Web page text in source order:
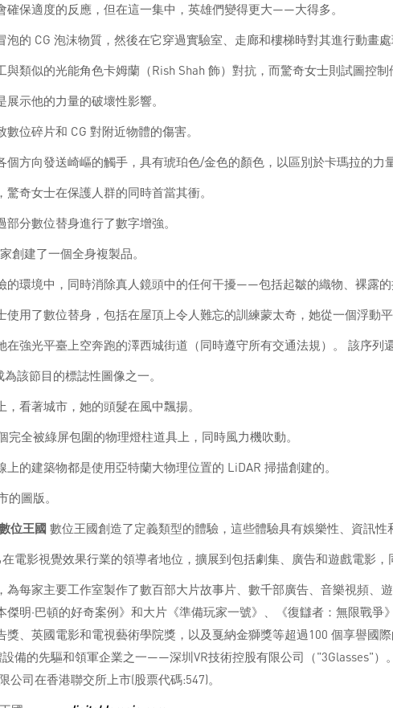
保適度的反應，但在這一集中，英雄們變得更大——大得多。
的 CG 泡沫物質，然後在它穿過實驗室、走廊和樓梯時對其進行動畫處
類似的光能角色卡姆蘭（Rish Shah 飾）對抗，而驚奇女士則試圖控制
示他的力量的破壞性影響。
位碎片和 CG 對附近物體的傷害。
方向發送崎嶇的觸手，具有琥珀色/金色的顏色，以區別於卡瑪拉的力量
奇女士在保護人群的同時首當其衝。
分數位替身進行了數字增強。
創建了一個全身複製品。
環境中，同時消除真人鏡頭中的任何干擾——包括起皺的織物、裸露的
用了數位替身，包括在屋頂上令人難忘的訓練蒙太奇，她從一個浮動平
強光平臺上空奔跑的澤西城街道（同時遵守所有交通法規）。 該序列
該節目的標誌性圖像之一。
看著城市，她的頭髮在風中飄揚。
全被綠屏包圍的物理燈柱道具上，同時風力機吹動。
的建築物都是使用亞特蘭大物理位置的 LiDAR 掃描創建的。
圖版。
位王國 數位王國創造了定義類型的體驗，這些體驗具有娛樂性、資訊性
電影視覺效果行業的領導者地位，擴展到包括劇集、廣告和遊戲電影，
每家主要工作室製作了數百部大片故事片、數千部廣告、音樂視頻、
明·巴頓的好奇案例》和大片《準備玩家一號》、《復讎者：無限戰
、英國電影和電視藝術學院獎，以及戛納金獅獎等超過100 個享譽國
備的先驅和領軍企業之一——深圳VR技術控股有限公司（"3Glasses"）
司在香港聯交所上市(股票代碼:547)。